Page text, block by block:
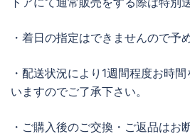
・着日の指定はできませんので予
・配送状況により1週間程度お時
いますのでご了承下さい。
・ご購入後のご交換・ご返品はお